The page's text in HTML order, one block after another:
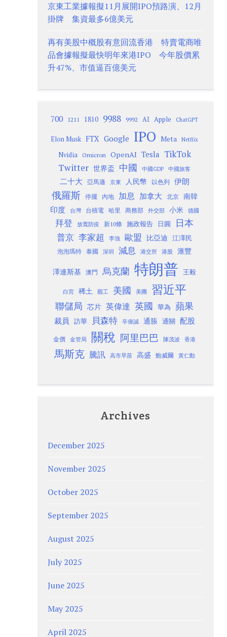
京東工業據報擬11月展開IPO預路演、12月
掛牌 集資最多6億美元
再有美股中概股有意回流香港 特賣電商唯
品會據報擬最快明年來港IPO 今年股價累
升47%、市值逼百億美元
700 1211 1810 9988 9992 AI Apple ChatGPT
Elon Musk FTX Google IPO Meta Netflix
Nvidia Omicron OpenAI Tesla TikTok
Twitter 世界盃 中國 中國GDP 中國旅客
二十大 亞馬遜 京東 人民幣 以色列 伊朗
俄羅斯 停擺 內地 加息 加拿大 北京
南韓
印度
台灣 台積電 哈里 商務部 外交部 小米 德國
拜登 放寬防疫 新10條 施政報告 日圓 日本
普京 李家超 李強 歐盟 比亞迪 江澤民
泡泡瑪特 泰國 深圳 減息 港交所 港股 滙豐
澤連斯基 澳門 烏克蘭 特朗普 王毅
白宮 稀土 罷工 美國 美團 習近平
聯儲局 芯片 英偉達 英國 華為 蘋果
裁員 訪華 貝森特 辛偉誠 通脹 通關 配股
金價 金管局 關稅 阿里巴巴 陳茂波 香港
馬斯克 騰訊 高市早苗 高盛 鮑威爾 黃仁勳
Archives
December 2025
November 2025
October 2025
September 2025
August 2025
July 2025
June 2025
May 2025
April 2025